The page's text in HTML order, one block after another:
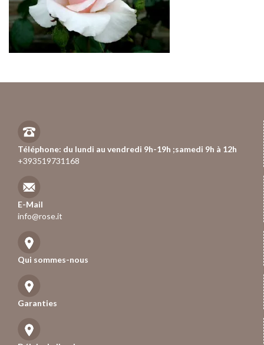
Téléphone: du lundi au vendredi 9h-19h ;samedi 9h à 12h
+393519731168
E-Mail
info@rose.it
Qui sommes-nous
Garanties